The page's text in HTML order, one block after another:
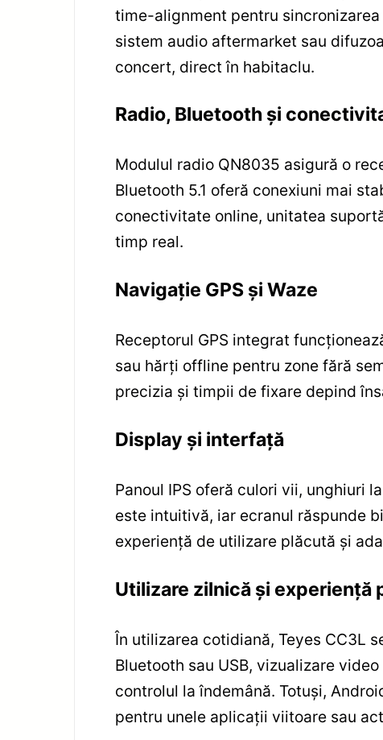
time-alignment pentru
sistem audio aftermarket sau
concert, direct în habitaclu.
Radio, Bluetooth și
Modulul radio QN8035 asigură o
Bluetooth 5.1 oferă conexiuni mai
conectivitate online, unitatea
timp real.
Navigație GPS și Waze
Receptorul GPS integrat
sau hărți offline pentru zone fără
precizia și timpii de fixare depind
Display și interfață
Panoul IPS oferă culori vii, unghiuri
este intuitivă, iar ecranul răspunde
experiență de utilizare plăcută și
Utilizare zilnică și experiență
În utilizarea cotidiană, Teyes CC3L
Bluetooth sau USB, vizualizare
controlul la îndemână. Totuși,
pentru unele aplicații viitoare sau